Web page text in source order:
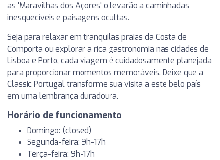
as 'Maravilhas dos Açores' o levarão a caminhadas
inesquecíveis e paisagens ocultas.
Seja para relaxar em tranquilas praias da Costa de
Comporta ou explorar a rica gastronomia nas cidades de
Lisboa e Porto, cada viagem é cuidadosamente planejada
para proporcionar momentos memoráveis. Deixe que a
Classic Portugal transforme sua visita a este belo país
em uma lembrança duradoura.
Horário de funcionamento
Domingo: (closed)
Segunda-feira: 9h-17h
Terça-feira: 9h-17h